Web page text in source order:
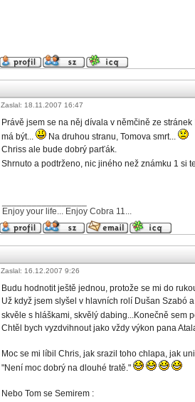
Zaslal: 18.11.2007 16:47
Právě jsem se na něj dívala v němčině ze
má být...
Na druhou stranu, Tomova smrt...
Chriss ale bude dobrý parťák.
Shrnuto a podtrženo, nic jiného než známku 1 si
Enjoy your life... Enjoy Cobra 11...
Zaslal: 16.12.2007 9:26
Budu hodnotit ještě jednou, protože se mi do
Už když jsem slyšel v hlavních rolí Dušan Szabó
skvěle s hláškami, skvělý dabing...Konečně sem
Chtěl bych vyzdvihnout jako vždy výkon pana
Moc se mi líbil Chris, jak srazil toho chlapa, jak
"Není moc dobrý na dlouhé tratě."
Nebo Tom se Semirem :